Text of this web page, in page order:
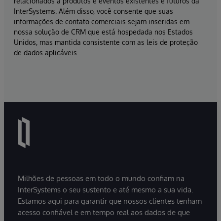
InterSystems. Além disso, você consente que suas
informações de contato comerciais sejam inseridas em
nossa solução de CRM que está hospedada nos Estados
Unidos, mas mantida consistente com as leis de proteção
de dados aplicáveis.
Milhões de pessoas em todo o mundo confiam na
InterSystems o seu sustento e até mesmo a sua vida.
Estamos aqui para garantir que nossos clientes tenham
acesso confiável e em tempo real aos dados de que